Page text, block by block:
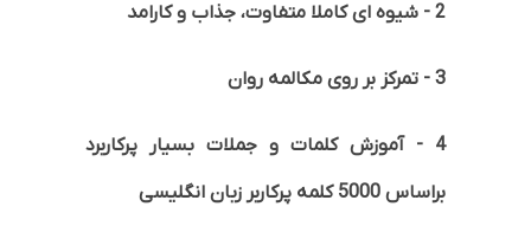
2 - شیوه ای کاملا متفاوت، جذاب و کارامد
3 - تمرکز بر روی مکالمه روان
4 - آموزش کلمات و جملات بسیار پرکاربرد
براساس 5000 کلمه پرکاربر زبان انگلیسی